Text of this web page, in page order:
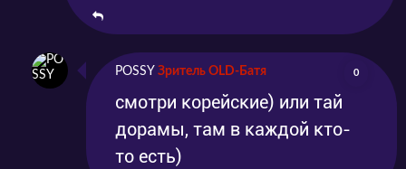
POSSY Зритель OLD-Батя 0
смотри корейские) или тай
дорамы, там в каждой кто-
то есть)